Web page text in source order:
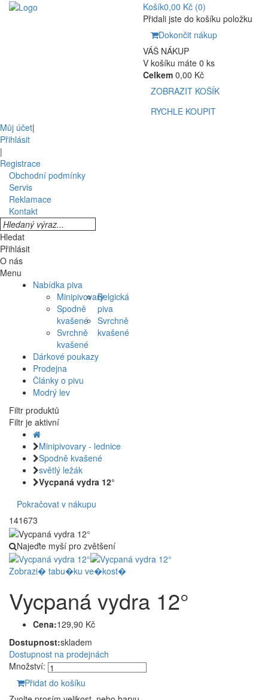
Košík0,00 Kč (0)
Přidali jste do košíku položku
Dokončit nákup
VÁŠ NÁKUP
V košíku máte 0 ks
Celkem 0,00 Kč
ZOBRAZIT KOŠÍK
RYCHLE KOUPIT
Můj účet|
Přihlásit
|
Registrace
Obchodní podmínky
Servis
Reklamace
Kontakt
Hledat
Přihlásit
O nás
Menu
Nabídka piva
Minipivovary
Spodně
kvašené
Svrchně
kvašené
Belgická
piva
Svrchně
kvašené
Dárkové poukazy
Prodejna
Články o pivu
Modrý lev
Filtr produktů
Filtr je aktivní
Minipivovary - lednice
Spodně kvašené
světlý ležák
Vycpaná vydra 12°
Pokračovat v nákupu
141673
Najeďte myší pro zvětšení
Zobrazi� tabu�ku ve�kost�
Vycpaná vydra 12°
Cena:129,90 Kč
Dostupnost:skladem
Dostupnost na prodejnách
Množství:
Přidat do košíku